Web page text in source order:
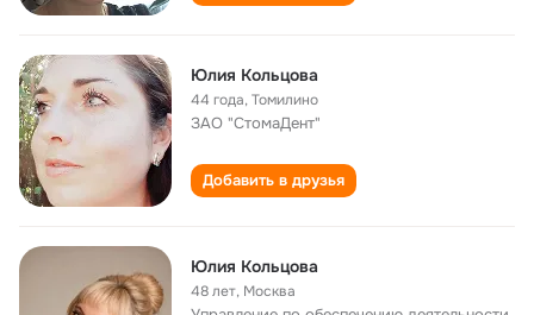
Юлия Кольцова
44 года,Томилино
ЗАО "СтомаДент"
Добавить в друзья
Юлия Кольцова
48 лет, Москва